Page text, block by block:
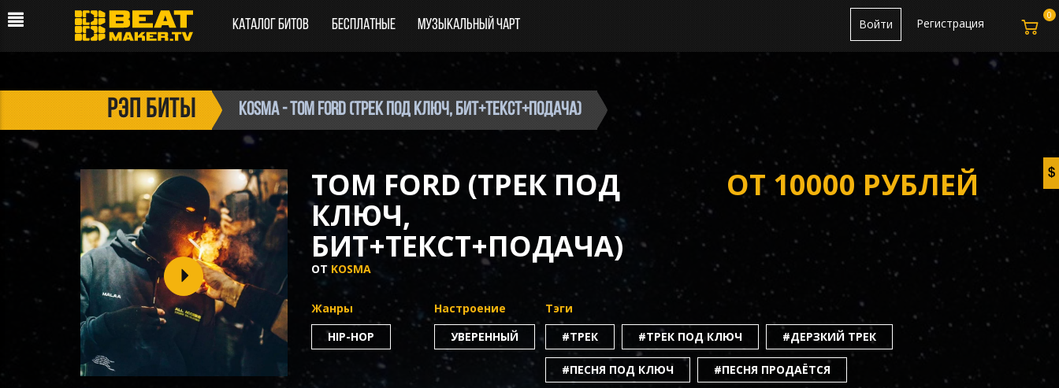
Каталог битов Бесплатные Музыкальный чарт Регистрация
Войти
рэп биты Kosma - Tom Ford (трек под ключ, бит+текст+подача)
TOM FORD (ТРЕК ПОД
КЛЮЧ,
БИТ+ТЕКСТ+ПОДАЧА)
ОТ KOSMA
ОТ 10000 РУБЛЕЙ
Жанры
HIP-HOP
Настроение
УВЕРЕННЫЙ
Тэги
#ТРЕК
#ТРЕК ПОД КЛЮЧ #ДЕРЗКИЙ ТРЕК
#ПЕСНЯ ПОД КЛЮЧ #ПЕСНЯ ПРОДАЁТСЯ
0